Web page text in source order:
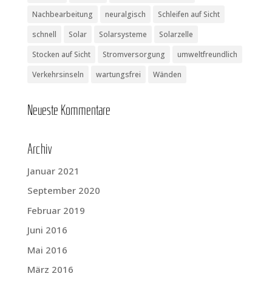
Nachbearbeitung
neuralgisch
Schleifen auf Sicht
schnell
Solar Solarsysteme
Solarzelle
Stocken auf Sicht
Stromversorgung
umweltfreundlich
Verkehrsinseln
wartungsfrei Wänden
Neu­es­te Kommentare
Archiv
Januar 2021
September 2020
Februar 2019
Juni 2016
Mai 2016
März 2016